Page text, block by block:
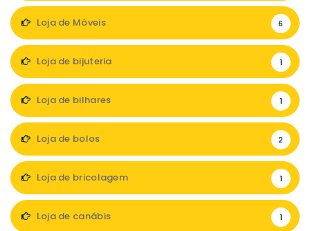
Loja de Móveis 6
Loja de bijuteria 1
Loja de bilhares 1
Loja de bolos 2
Loja de bricolagem 1
Loja de canábis 1